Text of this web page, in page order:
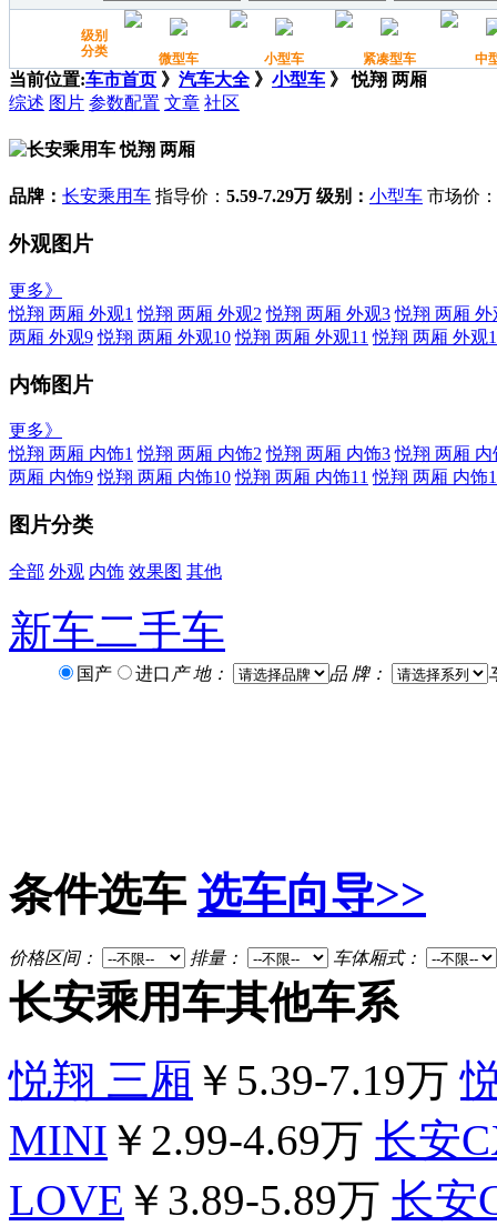
当前位置:车市首页 》 汽车大全 》 小型车 》 悦翔 两厢
综述 图片 参数配置 文章 社区
悦翔 两厢
品牌： 长安乘用车 指导价： 5.59-7.29万 级别： 小型车 市场价：
外观图片
更多》
悦翔 两厢 外观1 悦翔 两厢 外观2 悦翔 两厢 外观3 悦翔 两厢 外
两厢 外观9 悦翔 两厢 外观10 悦翔 两厢 外观11 悦翔 两厢 外观
内饰图片
更多》
悦翔 两厢 内饰1 悦翔 两厢 内饰2 悦翔 两厢 内饰3 悦翔 两厢 内
两厢 内饰9 悦翔 两厢 内饰10 悦翔 两厢 内饰11 悦翔 两厢 内饰
图片分类
全部 外观 内饰 效果图 其他
新车二手车
国产 进口 产 地： 品 牌：
条件选车 选车向导>>
价格区间： 排量： 车体厢式：
长安乘用车其他车系
悦翔 三厢 ￥5.39-7.19万
MINI ￥2.99-4.69万 长安
LOVE ￥3.89-5.89万 长安